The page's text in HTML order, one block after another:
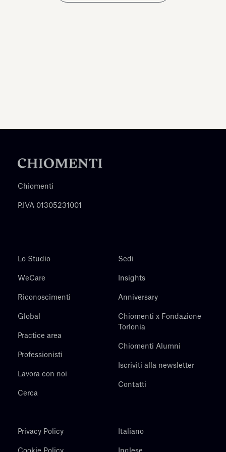
Chiomenti
P.IVA 01305231001
Lo Studio
WeCare
Riconoscimenti
Global
Practice area
Professionisti
Lavora con noi
Cerca
Sedi
Insights
Anniversary
Chiomenti x Fondazione
Torlonia
Chiomenti Alumni
Iscriviti alla newsletter
Contatti
Privacy Policy Italiano